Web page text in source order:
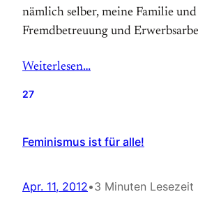
nämlich selber, meine Familie
Fremdbetreuung und
Weiterlesen…
27
Feminismus ist für alle!
Apr. 11, 2012•3 Minuten Lesezeit